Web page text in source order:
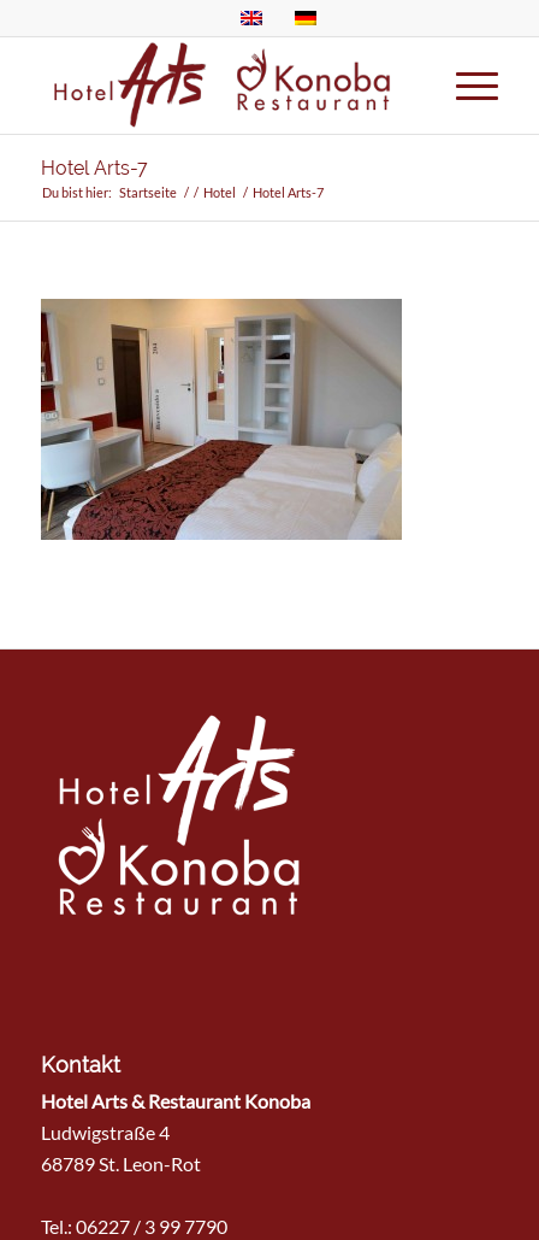
Hotel Arts-7
Du bist hier: Startseite / / Hotel / Hotel Arts-7
Kontakt
Hotel Arts & Restaurant Konoba
Ludwigstraße 4
68789 St. Leon-Rot
Tel.: 06227 / 3 99 7790